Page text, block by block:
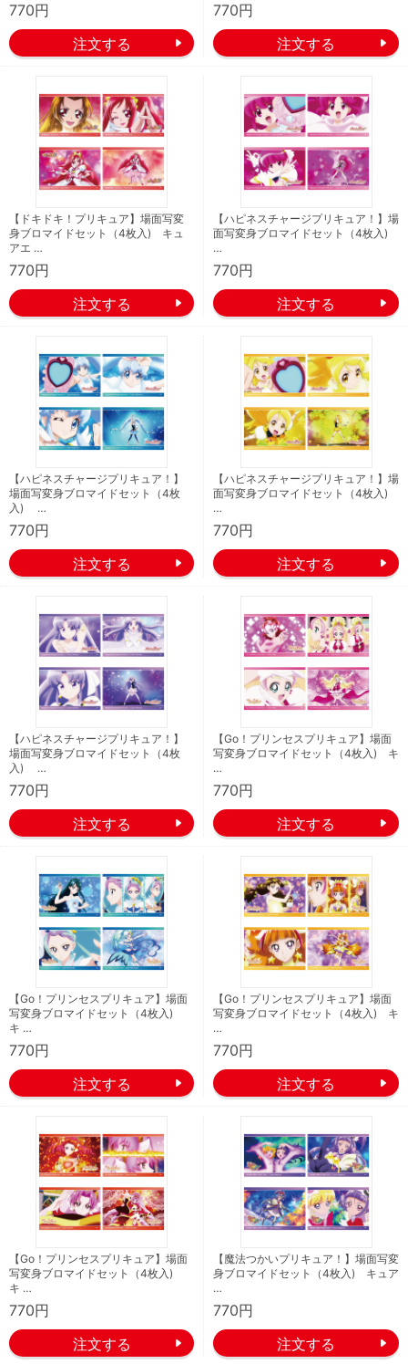
770円 770円
【ドキドキ！プリキュア】場面写変
身ブロマイドセット（4枚入) キュ
アエ …
770円
【ハピネスチャージプリキュア！】場
面写変身ブロマイドセット（4枚入)
…
770円
【ハピネスチャージプリキュア！】
場面写変身ブロマイドセット（4枚
入) …
770円
【ハピネスチャージプリキュア！】場
面写変身ブロマイドセット（4枚入)
…
770円
【ハピネスチャージプリキュア！】
場面写変身ブロマイドセット（4枚
入) …
770円
【Go！プリンセスプリキュア】場面
写変身ブロマイドセット（4枚入) キ
…
770円
【Go！プリンセスプリキュア】場面
写変身ブロマイドセット（4枚入)
キ …
770円
【Go！プリンセスプリキュア】場面
写変身ブロマイドセット（4枚入) キ
…
770円
【Go！プリンセスプリキュア】場面
写変身ブロマイドセット（4枚入)
キ …
770円
【魔法つかいプリキュア！】場面写変
身ブロマイドセット（4枚入) キュア
…
770円